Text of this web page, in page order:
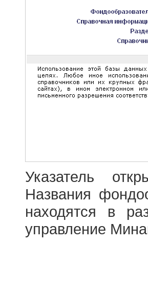
Указатель
Названия
находятся в
управление